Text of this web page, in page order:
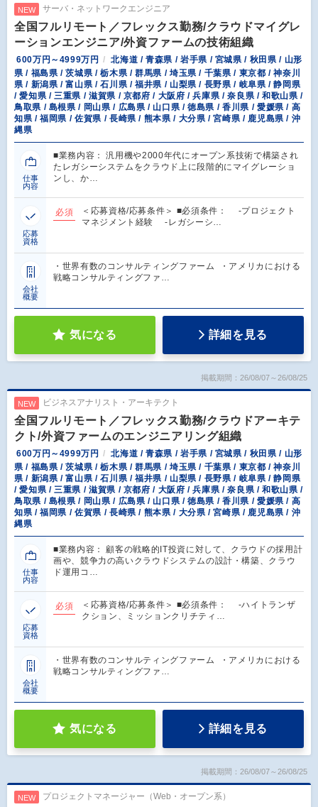
NEW サーバ・ネットワークエンジニア
全国フルリモート／フレックス勤務/クラウドマイグレ
ーションエンジニア/外資ファームの技術組織
600万円～4999万円
北海道 / 青森県 / 岩手県 / 宮城県 / 秋田県 / 山形
県 / 福島県 / 茨城県 / 栃木県 / 群馬県 / 埼玉県 / 千葉県 / 東京都 / 神奈川
県 / 新潟県 / 富山県 / 石川県 / 福井県 / 山梨県 / 長野県 / 岐阜県 / 静岡県
/ 愛知県 / 三重県 / 滋賀県 / 京都府 / 大阪府 / 兵庫県 / 奈良県 / 和歌山県 /
鳥取県 / 島根県 / 岡山県 / 広島県 / 山口県 / 徳島県 / 香川県 / 愛媛県 / 高
知県 / 福岡県 / 佐賀県 / 長崎県 / 熊本県 / 大分県 / 宮崎県 / 鹿児島県 / 沖
縄県
仕事
内容
■業務内容： 汎用機や2000年代にオープン系技術で構築され
たレガシーシステムをクラウド上に段階的にマイグレーショ
ンし、か…
応募
資格
必須
＜応募資格/応募条件＞ ■必須条件： -プロジェクト
マネジメント経験 -レガシーシ…
会社
概要
・世界有数のコンサルティングファーム ・アメリカにおける
戦略コンサルティングファ…
気になる 詳細を見る
掲載期間：26/08/07～26/08/25
NEW ビジネスアナリスト・アーキテクト
全国フルリモート／フレックス勤務/クラウドアーキテ
クト/外資ファームのエンジニアリング組織
600万円～4999万円
北海道 / 青森県 / 岩手県 / 宮城県 / 秋田県 / 山形
県 / 福島県 / 茨城県 / 栃木県 / 群馬県 / 埼玉県 / 千葉県 / 東京都 / 神奈川
県 / 新潟県 / 富山県 / 石川県 / 福井県 / 山梨県 / 長野県 / 岐阜県 / 静岡県
/ 愛知県 / 三重県 / 滋賀県 / 京都府 / 大阪府 / 兵庫県 / 奈良県 / 和歌山県 /
鳥取県 / 島根県 / 岡山県 / 広島県 / 山口県 / 徳島県 / 香川県 / 愛媛県 / 高
知県 / 福岡県 / 佐賀県 / 長崎県 / 熊本県 / 大分県 / 宮崎県 / 鹿児島県 / 沖
縄県
仕事
内容
■業務内容： 顧客の戦略的IT投資に対して、クラウドの採用計
画や、競争力の高いクラウドシステムの設計・構築、クラウ
ド運用コ…
応募
資格
必須
＜応募資格/応募条件＞ ■必須条件： -ハイトランザ
クション、ミッションクリチティ…
会社
概要
・世界有数のコンサルティングファーム ・アメリカにおける
戦略コンサルティングファ…
気になる 詳細を見る
掲載期間：26/08/07～26/08/25
NEW プロジェクトマネージャー（Web・オープン系）